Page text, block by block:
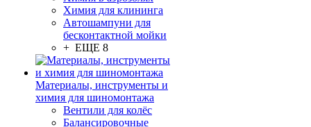
Химия для клининга
Автошампуни для
бесконтактной мойки
+ ЕЩЕ 8
Материалы, инструменты и
химия для шиномонтажа
Вентили для колёс
Балансировочные